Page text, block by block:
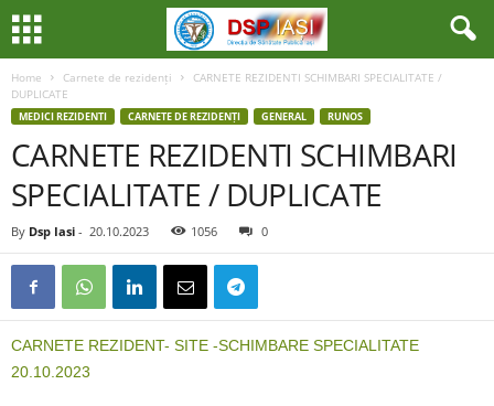
Home Carnete de rezidenți
CARNETE REZIDENTI SCHIMBARI SPECIALITATE /
DUPLICATE
MEDICI REZIDENTI CARNETE DE REZIDENȚI GENERAL RUNOS
CARNETE REZIDENTI SCHIMBARI
SPECIALITATE / DUPLICATE
By Dsp Iasi - 20.10.2023 1056 0
CARNETE REZIDENT- SITE -SCHIMBARE SPECIALITATE
20.10.2023